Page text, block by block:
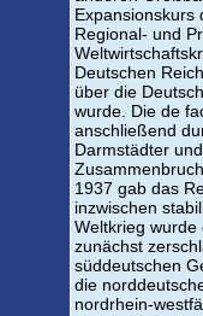
Expansionskurs
Regional- und
Deutschen
über die
wurde. Die de
anschließend
Darmstädter
1937 gab das
inzwischen
Weltkrieg wurde
zunächst
süddeutschen
die
nordrhein-